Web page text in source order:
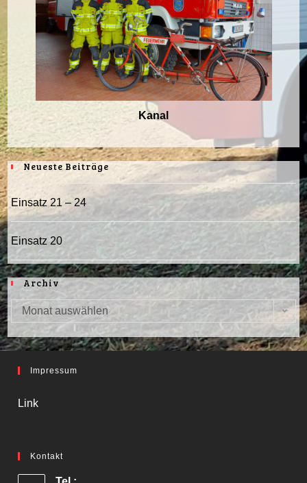
Kanal
Neueste Beiträge
Einsatz 21 – 24
Einsatz 20
Archiv
Archiv
Monat auswählen
Impressum
Link
Kontakt